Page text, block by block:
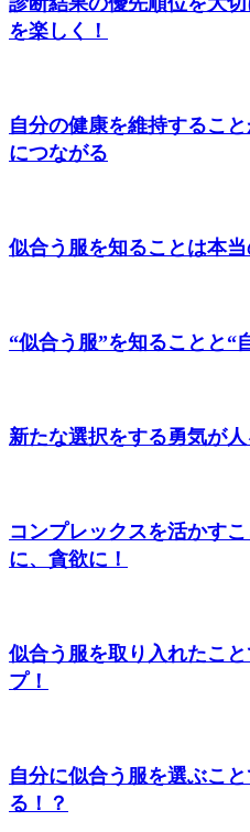
を楽しく！
自分の健康を維持するこ
につながる
似合う服を知ることは本
“似合う服”を知ることと“
新たな選択をする勇気が
コンプレックスを活かす
に、貪欲に！
似合う服を取り入れたこ
プ！
自分に似合う服を選ぶこ
る！？